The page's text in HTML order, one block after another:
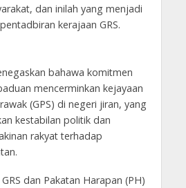
dan inilah yang menjadi
kerajaan GRS.
bahawa komitmen
mencerminkan kejayaan
(GPS) di negeri jiran, yang
kestabilan politik dan
rakyat terhadap
dan Pakatan Harapan (PH)